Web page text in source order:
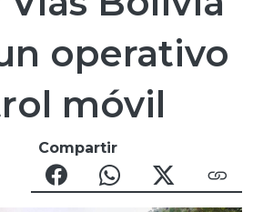
operativo
móvil
Compartir